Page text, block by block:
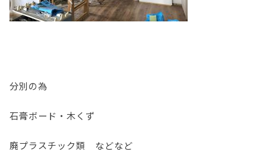
分別の為
石膏ボード・木くず
廃プラスチック類 などなど